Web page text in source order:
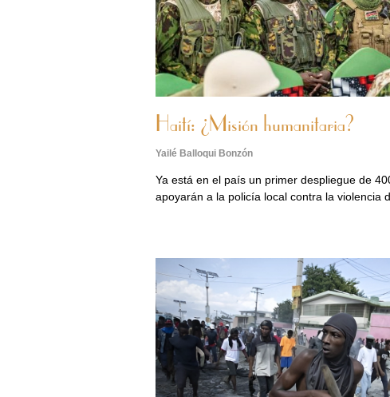
Haití: ¿Misión humanitaria?
Yailé Balloqui Bonzón
Ya está en el país un primer despliegue de
apoyarán a la policía local contra la violencia